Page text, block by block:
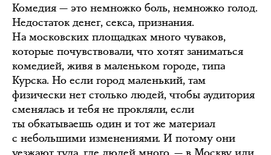
Комедия — это немножко боль, немножко голод.
Недостаток денег, секса, признания.
На московских площадках много чуваков,
которые почувствовали, что хотят заниматься
комедией, живя в маленьком городе, типа
Курска. Но если город маленький, там
физически нет столько людей, чтобы аудитория
сменялась и тебя не прокляли, если
ты обкатываешь один и тот же материал
с небольшими изменениями. И потому они